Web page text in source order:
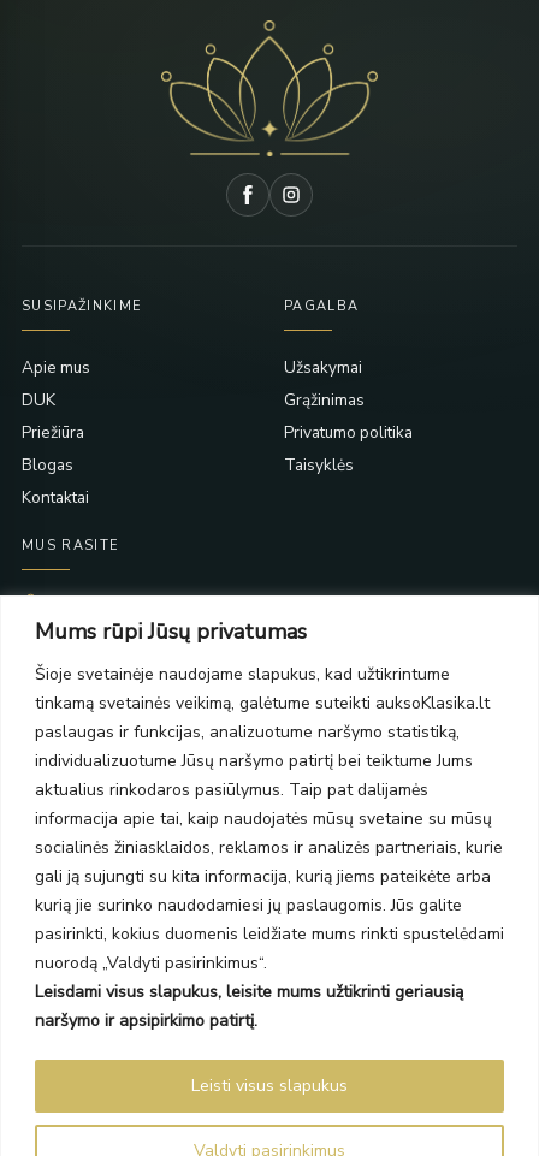
Mums rūpi Jūsų privatumas
Šioje svetainėje naudojame slapukus, kad užtikrintume
tinkamą svetainės veikimą, galėtume suteikti auksoKlasika.lt
paslaugas ir funkcijas, analizuotume naršymo statistiką,
individualizuotume Jūsų naršymo patirtį bei teiktume Jums
aktualius rinkodaros pasiūlymus. Taip pat dalijamės
informacija apie tai, kaip naudojatės mūsų svetaine su mūsų
socialinės žiniasklaidos, reklamos ir analizės partneriais, kurie
gali ją sujungti su kita informacija, kurią jiems pateikėte arba
kurią jie surinko naudodamiesi jų paslaugomis. Jūs galite
pasirinkti, kokius duomenis leidžiate mums rinkti spustelėdami
nuorodą „Valdyti pasirinkimus“.
Leisdami visus slapukus, leisite mums užtikrinti geriausią
naršymo ir apsipirkimo patirtį.
Valdyti pasirinkimus
Leisti visus slapukus
SUSIPAŽINKIME
Apie mus
DUK
Priežiūra
Blogas
Kontaktai
PAGALBA
Užsakymai
Grąžinimas
Privatumo politika
Taisyklės
MUS RASITE
PC Molas, Klaipėda
PC BIG 2, Klaipėda
Šilutės pl. 35
PC Banginis, Klaipėda
NAUJIENLAIŠKIS
Prenumeruokite ir gaukite pasiūlymus, naujienas bei riboto
leidimo kolekcijas.
SIŲSTI
Auksoklasika.lt © 2026 Visos teisės saugomos